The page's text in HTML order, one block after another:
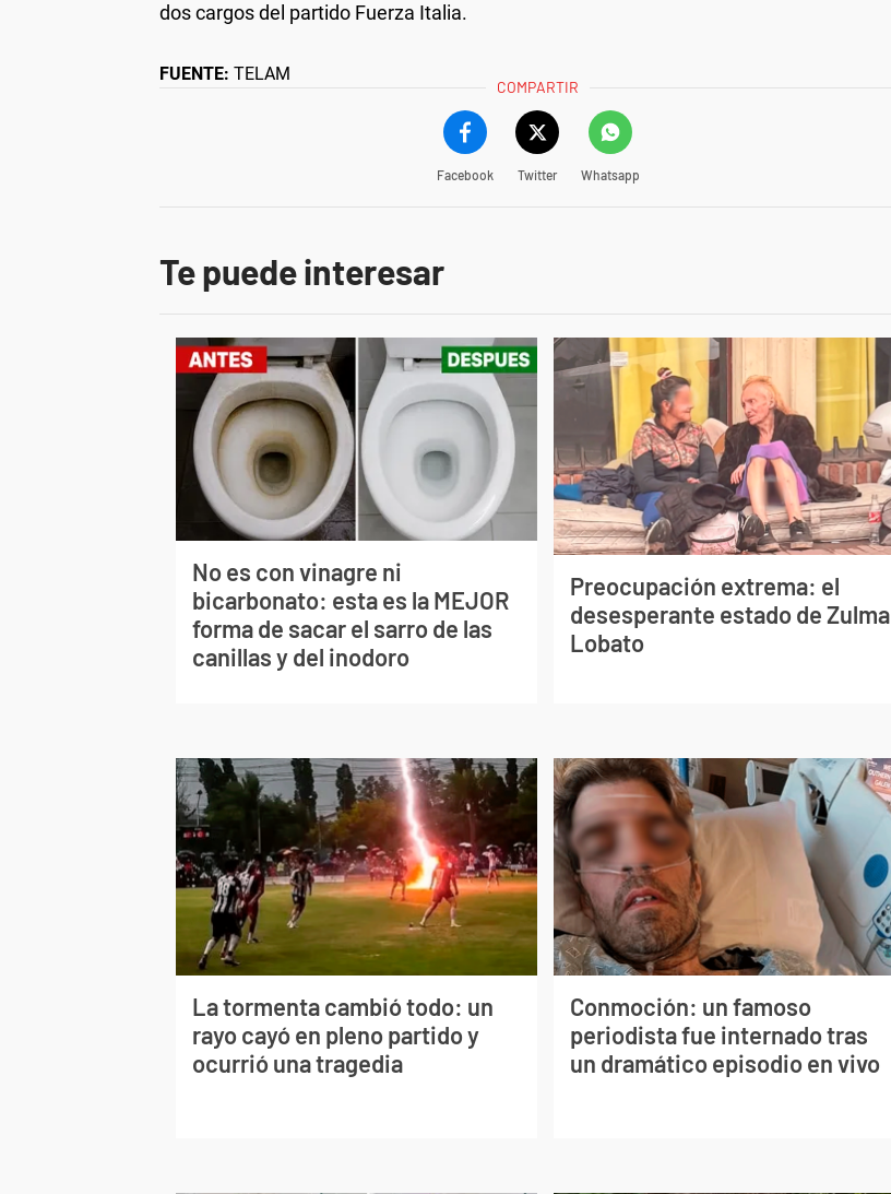
dos cargos del partido Fuerza Italia.
FUENTE: TELAM
COMPARTIR
Facebook Twitter Whatsapp
Te puede interesar
No es con vinagre ni
bicarbonato: esta es la MEJOR
forma de sacar el sarro de las
canillas y del inodoro
Preocupación extrema: el
desesperante estado de Zulma
Lobato
La tormenta cambió todo: un
rayo cayó en pleno partido y
ocurrió una tragedia
Conmoción: un famoso
periodista fue internado tras
un dramático episodio en vivo